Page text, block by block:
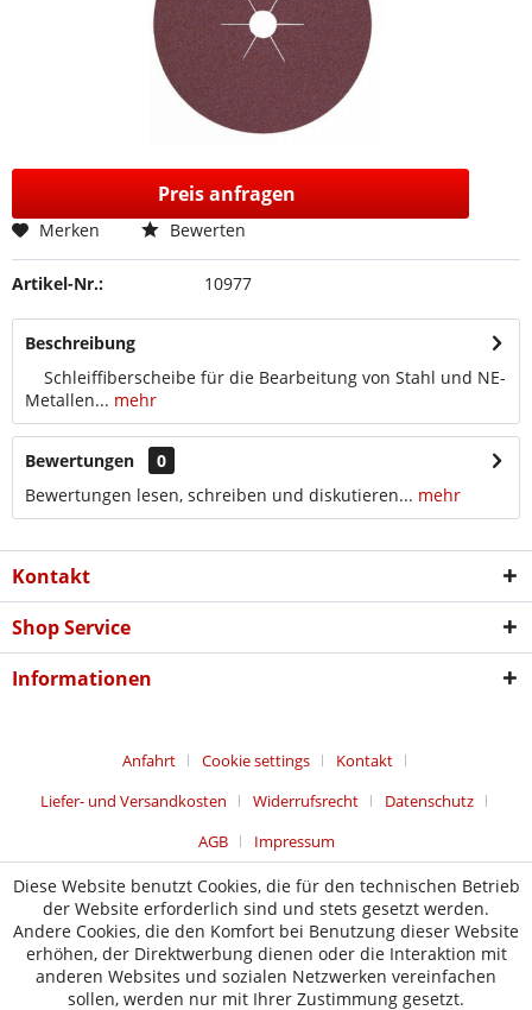
Preis anfragen
Merken Bewerten
Artikel-Nr.: 10977
Beschreibung
Schleiffiberscheibe für die Bearbeitung von Stahl und NE-
Metallen... mehr
Bewertungen
0
Bewertungen lesen, schreiben und diskutieren... mehr
Kontakt
Shop Service
Informationen
Anfahrt Cookie settings
Kontakt
Liefer- und Versandkosten
Widerrufsrecht
Datenschutz
AGB
Impressum
Diese Website benutzt Cookies, die für den technischen Betrieb
der Website erforderlich sind und stets gesetzt werden.
Andere Cookies, die den Komfort bei Benutzung dieser Website
erhöhen, der Direktwerbung dienen oder die Interaktion mit
anderen Websites und sozialen Netzwerken vereinfachen
sollen, werden nur mit Ihrer Zustimmung gesetzt.